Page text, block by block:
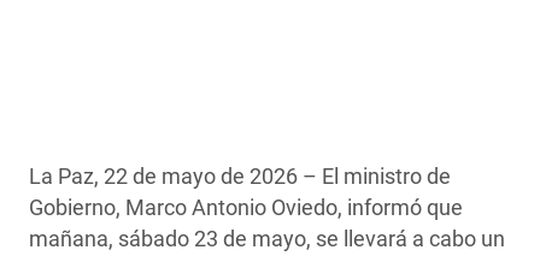
La Paz, 22 de mayo de 2026 – El ministro de
Gobierno, Marco Antonio Oviedo, informó que
mañana, sábado 23 de mayo, se llevará a cabo un